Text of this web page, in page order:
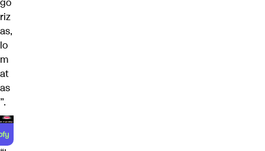
riz
as,
lo
m
at
as
”.